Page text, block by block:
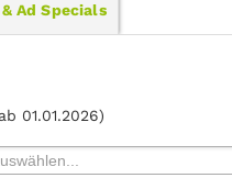
Ad Specials
01.01.2026)